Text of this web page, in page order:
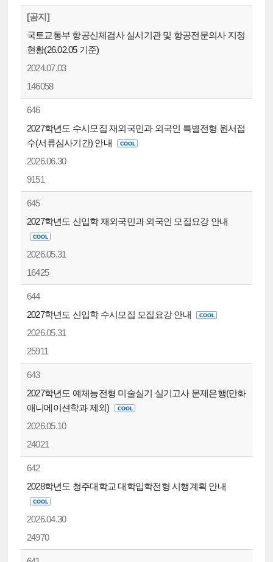
[공지]
국토교통부 항공신체검사 실시기관 및 항공전문의사 지정
현황(26.02.05 기준)
2024.07.03
146058
646
2027학년도 수시모집 재외국민과 외국인 특별전형 원서접
수(서류심사기간) 안내
2026.06.30
9151
645
2027학년도 신입학 재외국민과 외국인 모집요강 안내
2026.05.31
16425
644
2027학년도 신입학 수시모집 모집요강 안내
2026.05.31
25911
643
2027학년도 예체능전형 미술실기 실기고사 문제은행(만화
애니메이션학과 제외)
2026.05.10
24021
642
2028학년도 청주대학교 대학입학전형 시행계획 안내
2026.04.30
24970